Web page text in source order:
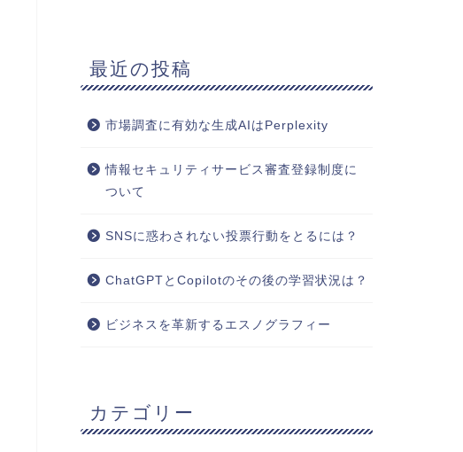
最近の投稿
市場調査に有効な生成AIはPerplexity
情報セキュリティサービス審査登録制度に
ついて
SNSに惑わされない投票行動をとるには？
ChatGPTとCopilotのその後の学習状況は？
ビジネスを革新するエスノグラフィー
カテゴリー